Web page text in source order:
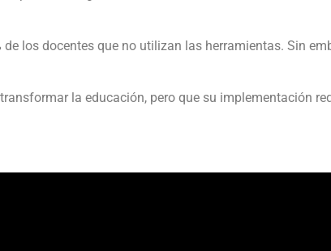
los docentes que no utilizan las herramientas. Sin
la educación, pero que su implementación